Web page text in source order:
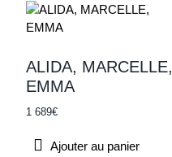
ALIDA, MARCELLE,
EMMA
1 689€
Ajouter au panier